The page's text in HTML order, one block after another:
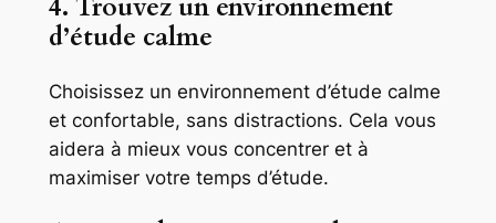
d’étude calme
Choisissez un environnement d’étude calme
et confortable, sans distractions. Cela vous
aidera à mieux vous concentrer et à
maximiser votre temps d’étude.